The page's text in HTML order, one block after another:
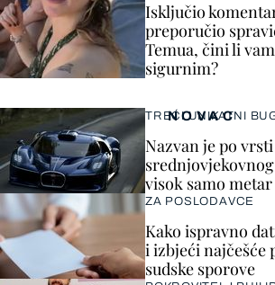
Isključio
preporučio
Temua, čini li
sigurnim?
NOVAC
TREĆI UNIKATNI
Nazvan je po vrsti
visok samo metar
ZA POSLODAVCE
Kako ispravno
i izbjeći najčešće
sudske sporove